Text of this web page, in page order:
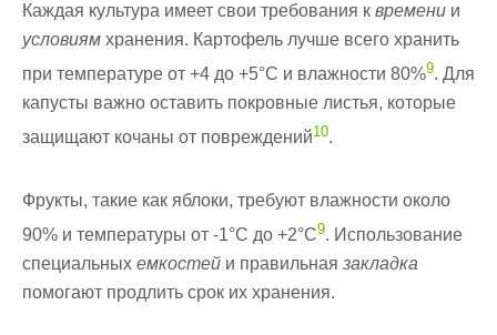
Каждая культура имеет свои требования к времени и
условиям хранения. Картофель лучше всего хранить
при температуре от +4 до +5°C и влажности 80%9. Для
капусты важно оставить покровные листья, которые
защищают кочаны от повреждений10.
Фрукты, такие как яблоки, требуют влажности около
90% и температуры от -1°C до +2°C9. Использование
специальных емкостей и правильная закладка
помогают продлить срок их хранения.